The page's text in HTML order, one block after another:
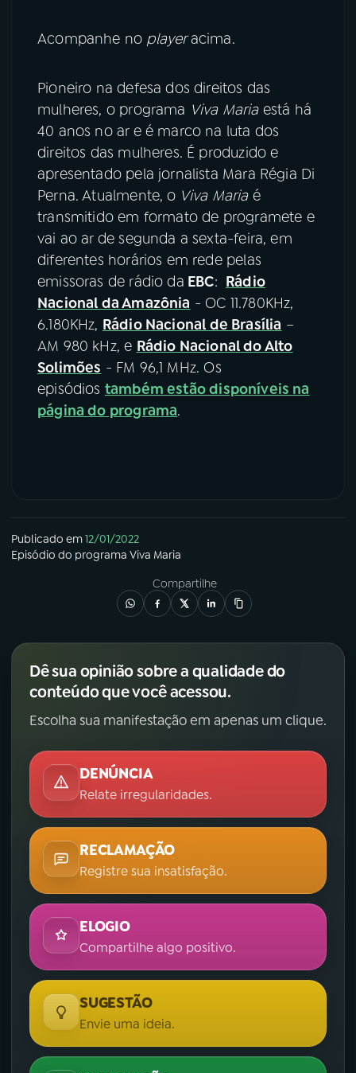
Acompanhe no playeracima.
Pioneiro na defesa dos direitos das
mulheres, o programa Viva Mariaestá há
40 anos no ar e é marco na luta dos
direitos das mulheres. É produzido e
apresentado pela jornalista Mara Régia Di
Perna. Atualmente, o Viva Mariaé
transmitido em formato de programete e
vai ao ar de segunda a sexta-feira, em
diferentes horários em rede pelas
emissoras de rádio da EBC: Rádio
Nacional da Amazônia - OC 11.780KHz,
6.180KHz, Rádio Nacional de Brasília –
AM 980 kHz, e Rádio Nacional do Alto
Solimões - FM 96,1 MHz. Os
episódios também estão disponíveis na
página do programa.
Publicado em12/01/2022
Episódio do programa Viva Maria
Compartilhe
Dê sua opinião sobre a qualidade do
conteúdo que você acessou.
Escolha sua manifestação em apenas um clique.
DENÚNCIA
Relate irregularidades.
RECLAMAÇÃO
Registre sua insatisfação.
ELOGIO
Compartilhe algo positivo.
SUGESTÃO
Envie uma ideia.